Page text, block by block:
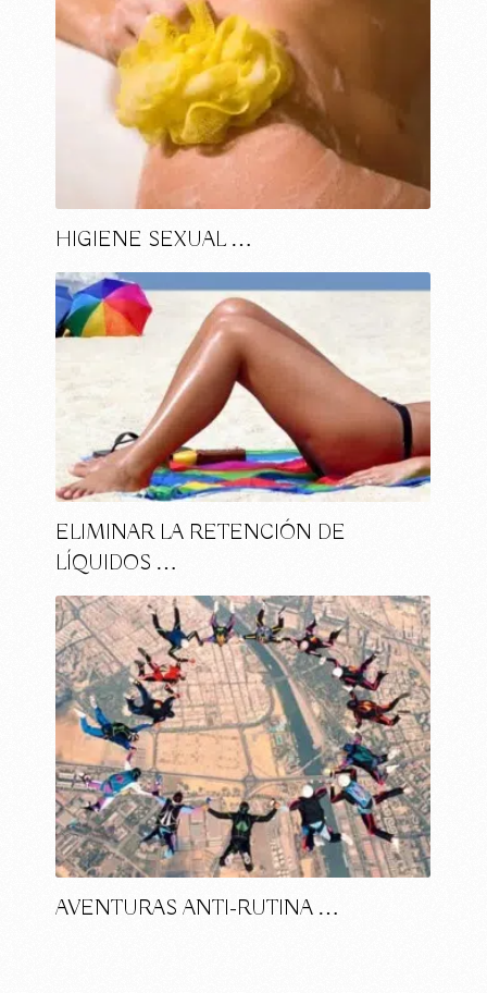
HIGIENE SEXUAL …
ELIMINAR LA RETENCIÓN DE
LÍQUIDOS …
AVENTURAS ANTI-RUTINA …